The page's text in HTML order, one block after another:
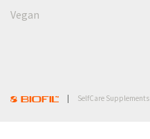
Vegan
SelfCare Supplements